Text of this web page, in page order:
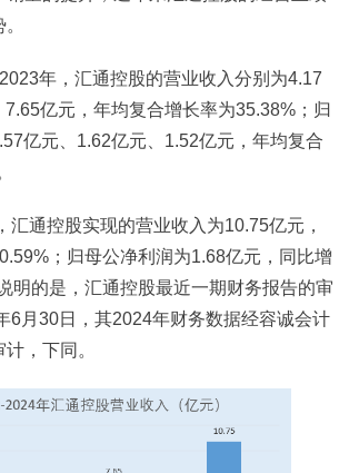
年，汇通控股的营业收入分别为4.17
亿元，年均复合增长率为35.38%；归
亿元、1.62亿元、1.52亿元，年均复合
汇通控股实现的营业收入为10.75亿元，
；归母公净利润为1.68亿元，同比增
明的是，汇通控股最近一期财务报告的审
6月30日，其2024年财务数据经容诚会计
，下同。